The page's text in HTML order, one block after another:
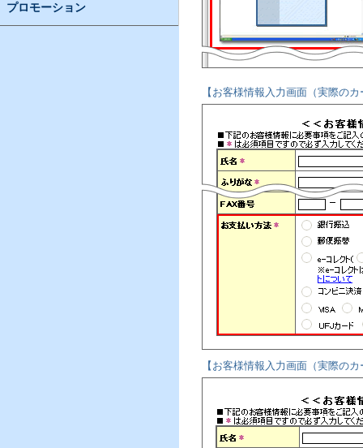
プロモーション
【お客様情報入力画面（実際の
【お客様情報入力画面（実際の